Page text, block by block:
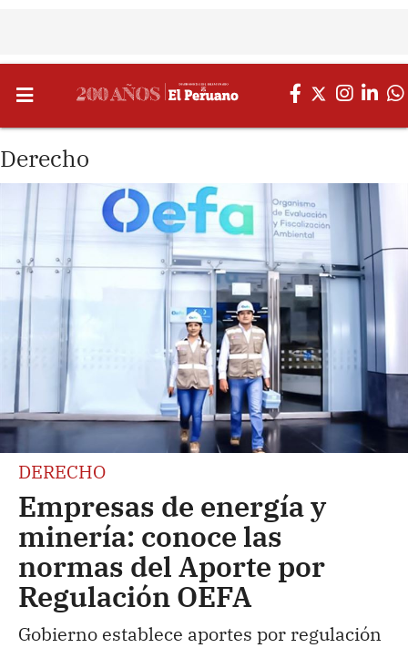
Derecho
DERECHO
Empresas de energía y
minería: conoce las
normas del Aporte por
Regulación OEFA
Gobierno establece aportes por regulación